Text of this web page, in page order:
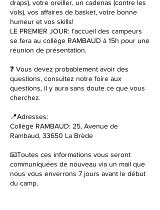
draps), votre oreiller, un cadenas (contre les
vols), vos affaires de basket, votre bonne
humeur et vos skills!
LE PREMIER JOUR: l’accueil des campeurs
se fera au collège RAMBAUD à 15h pour une
réunion de présentation.
❓ Vous devez probablement avoir des
questions, consultez notre foire aux
questions, il y aura sans doute ce que vous
cherchez.
📍Adresses:
Collège RAMBAUD: 25, Avenue de
Rambaud, 33650 La Brède
📧Toutes ces informations vous seront
communiquées de nouveau via un mail que
nous vous enverrons 7 jours avant le début
du camp.